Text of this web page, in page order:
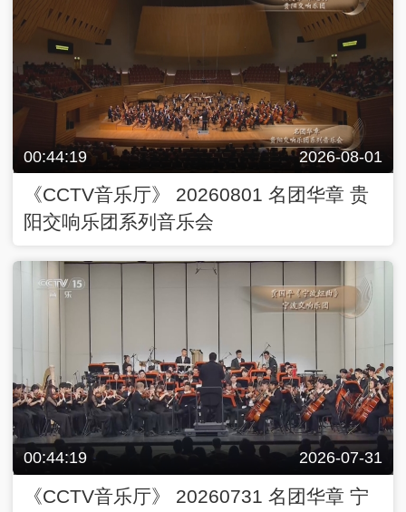
00:44:19 2026-08-01
《CCTV音乐厅》 20260801 名团华章 贵
阳交响乐团系列音乐会
00:44:19 2026-07-31
《CCTV音乐厅》 20260731 名团华章 宁